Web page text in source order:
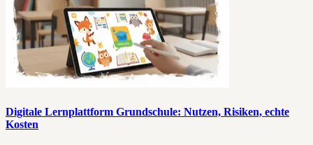
Digitale Lernplattform Grundschule: Nutzen, Risiken, echte
Kosten